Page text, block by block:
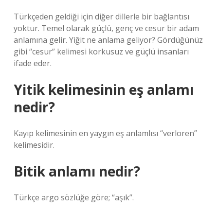
Türkçeden geldiği için diğer dillerle bir bağlantısı
yoktur. Temel olarak güçlü, genç ve cesur bir adam
anlamına gelir. Yiğit ne anlama geliyor? Gördüğünüz
gibi “cesur” kelimesi korkusuz ve güçlü insanları
ifade eder.
Yitik kelimesinin eş anlamı
nedir?
Kayıp kelimesinin en yaygın eş anlamlısı “verloren”
kelimesidir.
Bitik anlamı nedir?
Türkçe argo sözlüğe göre; “aşık”.